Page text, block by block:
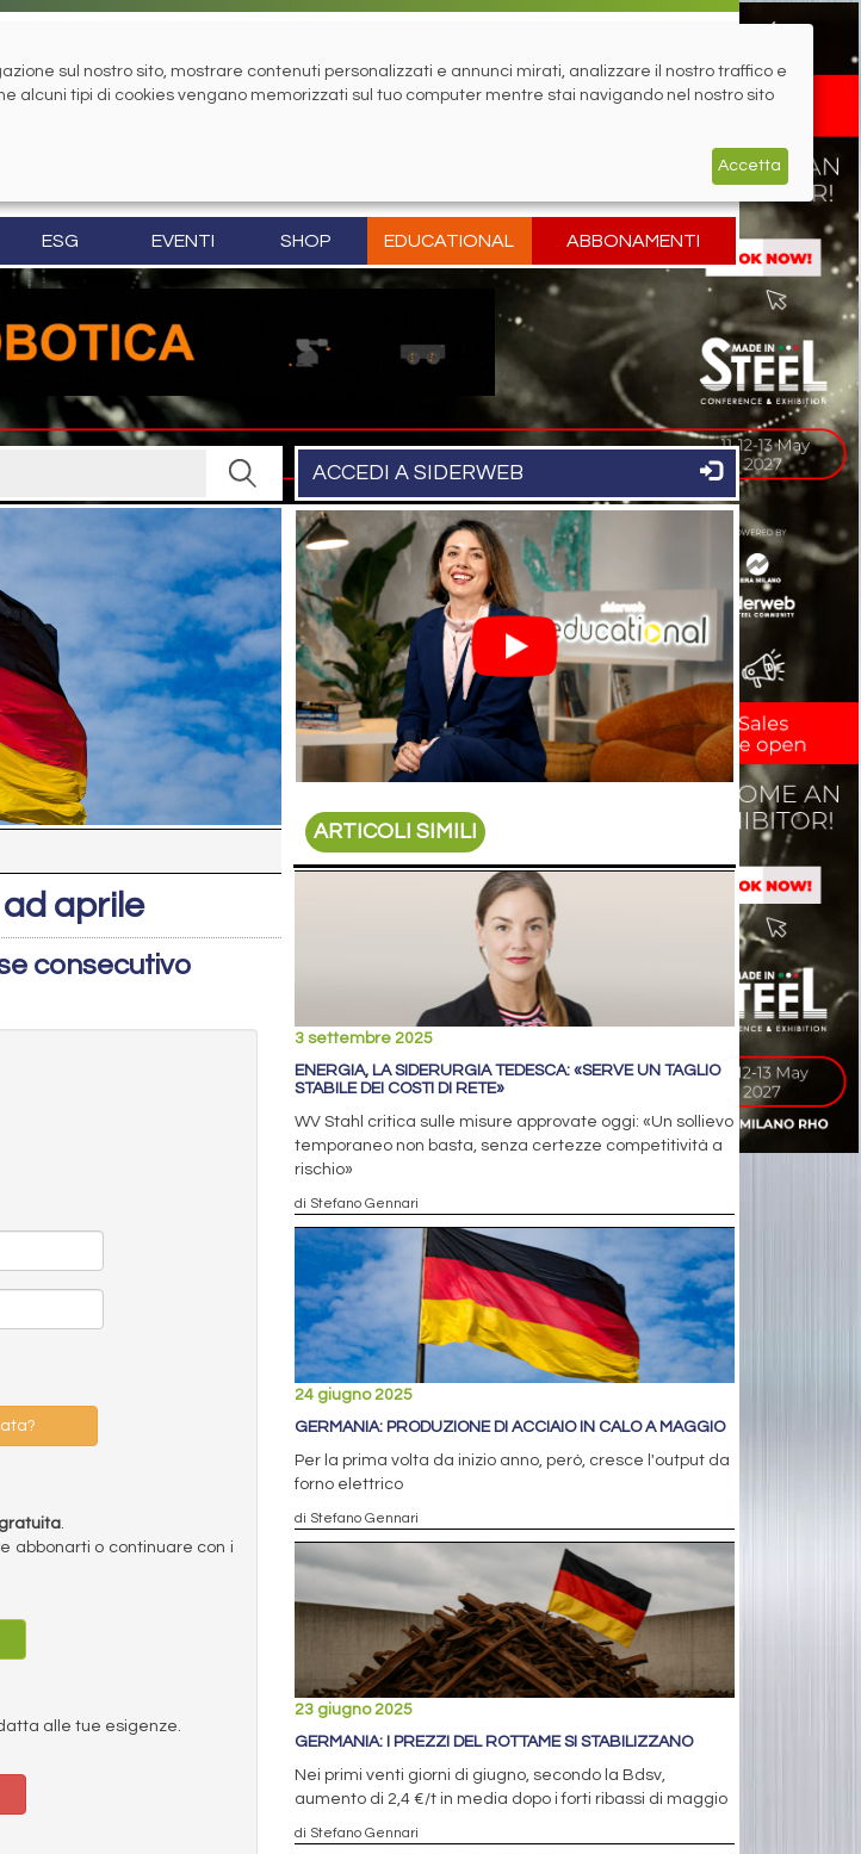
ESG EVENTI SHOP EDUCATIONAL ABBONAMENTI
ACCEDI A SIDERWEB
aprile
consecutivo
.
abbonarti o continuare con i
alle tue esigenze.
ARTICOLI SIMILI
3 settembre 2025
ENERGIA, LA SIDERURGIA TEDESCA: «SERVE UN TAGLIO
STABILE DEI COSTI DI RETE»
WV Stahl critica sulle misure approvate oggi: «Un sollievo
temporaneo non basta, senza certezze competitività a
rischio»
di Stefano Gennari
24 giugno 2025
GERMANIA: PRODUZIONE DI ACCIAIO IN CALO A MAGGIO
Per la prima volta da inizio anno, però, cresce l'output da
forno elettrico
di Stefano Gennari
23 giugno 2025
GERMANIA: I PREZZI DEL ROTTAME SI STABILIZZANO
Nei primi venti giorni di giugno, secondo la Bdsv,
aumento di 2,4 €/t in media dopo i forti ribassi di maggio
di Stefano Gennari
sul nostro sito, mostrare contenuti personalizzati e annunci mirati, analizzare il nostro traffico e
alcuni tipi di cookies vengano memorizzati sul tuo computer mentre stai navigando nel nostro sito
Accetta